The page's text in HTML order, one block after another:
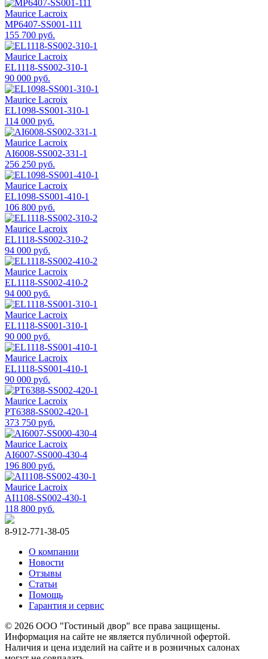
Maurice Lacroix
MP6407-SS001-111
155 700 руб.
Maurice Lacroix
EL1118-SS002-310-1
90 000 руб.
Maurice Lacroix
EL1098-SS001-310-1
114 000 руб.
Maurice Lacroix
AI6008-SS002-331-1
256 250 руб.
Maurice Lacroix
EL1098-SS001-410-1
106 800 руб.
Maurice Lacroix
EL1118-SS002-310-2
94 000 руб.
Maurice Lacroix
EL1118-SS002-410-2
94 000 руб.
Maurice Lacroix
EL1118-SS001-310-1
90 000 руб.
Maurice Lacroix
EL1118-SS001-410-1
90 000 руб.
Maurice Lacroix
PT6388-SS002-420-1
373 750 руб.
Maurice Lacroix
AI6007-SS000-430-4
196 800 руб.
Maurice Lacroix
AI1108-SS002-430-1
118 800 руб.
8-912-771-38-05
О компании
Новости
Отзывы
Статьи
Помощь
Гарантия и сервис
© 2026 ООО "Гостиный двор" все права защищены.
Информация на сайте не является публичной офертой.
Наличия и цена изделий на сайте и в розничных салонах